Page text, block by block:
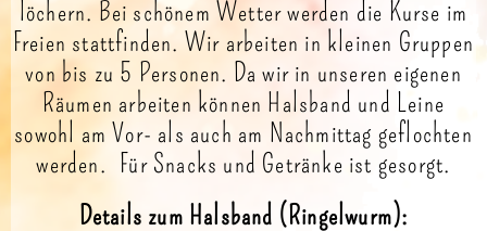
löchern. Bei schönem Wetter werden die Kurse im
Freien stattfinden. Wir arbeiten in kleinen Gruppen
von bis zu 5 Personen. Da wir in unseren eigenen
Räumen arbeiten können Halsband und Leine
sowohl am Vor- als auch am Nachmittag geflochten
werden. Für Snacks und Getränke ist gesorgt.
Details zum Halsband (Ringelwurm):